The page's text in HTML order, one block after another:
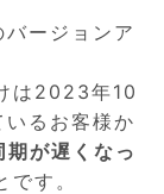
ージョンア
は2023年10
るお客様か
が遅くなっ
す。